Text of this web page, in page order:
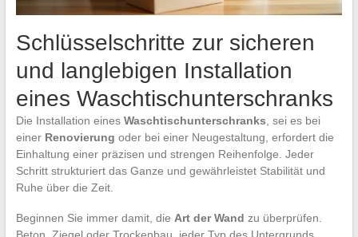
Schlüsselschritte zur sicheren
und langlebigen Installation
eines Waschtischunterschranks
Die Installation eines Waschtischunterschranks , sei es bei
einer Renovierung oder bei einer Neugestaltung, erfordert die
Einhaltung einer präzisen und strengen Reihenfolge. Jeder
Schritt strukturiert das Ganze und gewährleistet Stabilität und
Ruhe über die Zeit.
Beginnen Sie immer damit, die Art der Wand zu überprüfen.